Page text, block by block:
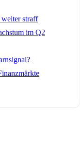
straff
im Q2